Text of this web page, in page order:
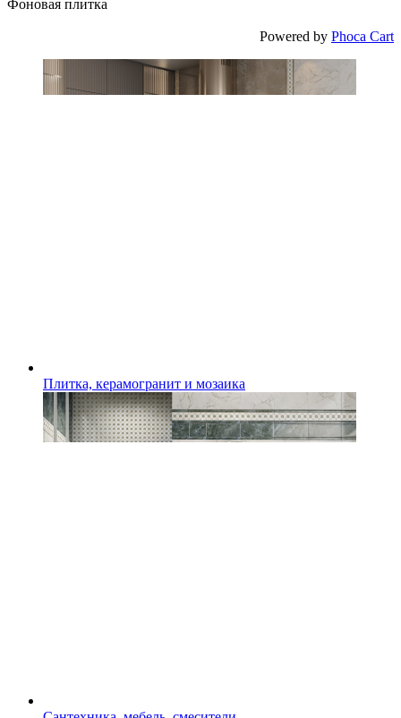
Фоновая плитка
Powered by Phoca Cart
Плитка, керамогранит и мозаика